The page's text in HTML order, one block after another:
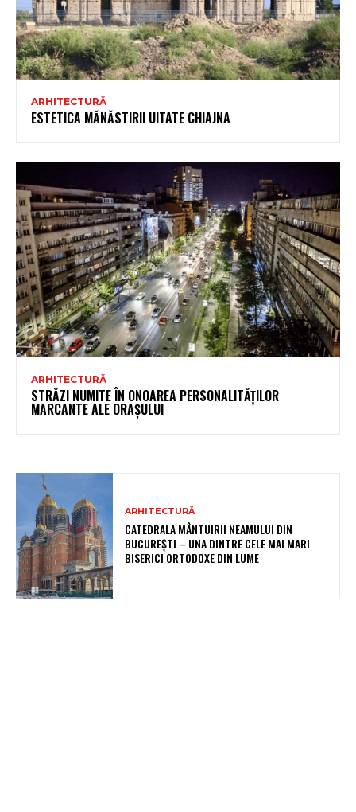
ARHITECTURĂ
ESTETICA MĂNĂSTIRII UITATE CHIAJNA
ARHITECTURĂ
STRĂZI NUMITE ÎN ONOAREA PERSONALITĂȚILOR
MARCANTE ALE ORAȘULUI
ARHITECTURĂ
CATEDRALA MÂNTUIRII NEAMULUI DIN
BUCUREȘTI – UNA DINTRE CELE MAI MARI
BISERICI ORTODOXE DIN LUME